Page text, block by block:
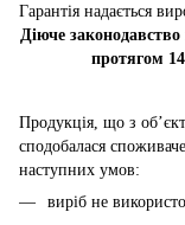
Гарантія надається
Діюче
протягом
Продукція, що з
сподобалася
наступних умов:
виріб не